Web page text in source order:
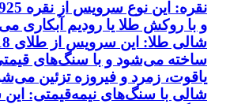
و با روکش طلا یا رودیم
ساخته می‌شود و با سنگ‌های
یاقوت، زمرد و فیروزه تزئین
شالی با سنگ‌های نیمه‌قیمتی: